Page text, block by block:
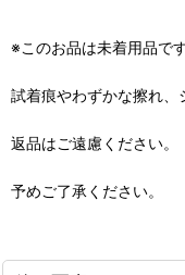
※このお品は未着用品で
試着痕やわずかな擦れ、
返品はご遠慮ください。
予めご了承ください。